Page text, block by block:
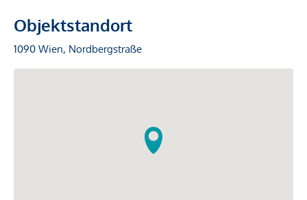
Objektstandort
1090 Wien, Nordbergstraße